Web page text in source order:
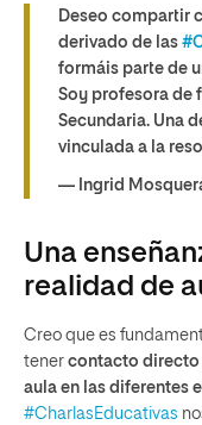
Deseo compartir
derivado de las
formáis parte de
Soy profesora de
Secundaria. Una
vinculada a la
— Ingrid
Una
realidad de
Creo que es
tener contacto directo
aula en las diferentes
#CharlasEducativas